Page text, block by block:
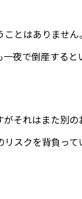
とはありませ
夜で倒産する
それはまた別の
スクを背負っ